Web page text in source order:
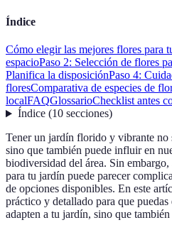
Índice
Cómo elegir las mejores flores para
espacioPaso 2: Selección de flores
Planifica la disposiciónPaso 4:
floresComparativa de especies de
localFAQGlossarioChecklist antes
Índice(10 secciones)
Tener un jardín florido y vibrante no
sino que también puede influir en
biodiversidad del área. Sin
para tu jardín puede parecer
de opciones disponibles. En este
práctico y detallado para que
adapten a tu jardín, sino que